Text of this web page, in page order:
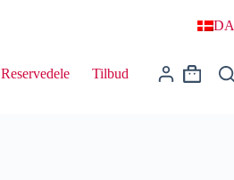
DA
Reservedele Tilbud